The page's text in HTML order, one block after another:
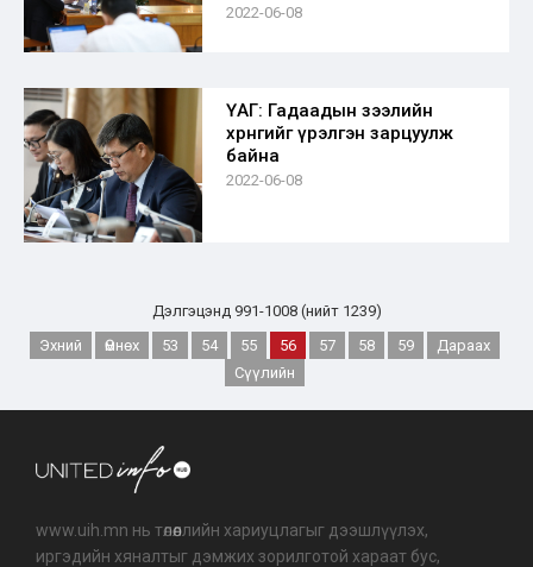
2022-06-08
ҮАГ: Гадаадын зээлийн
хөрөнгийг үрэлгэн зарцуулж
байна
2022-06-08
Дэлгэцэнд 991-1008 (нийт 1239)
Эхний
Өмнөх 53 54 55 56 57 58 59
Дараах
Сүүлийн
www.uih.mn нь төлөөллийн хариуцлагыг дээшлүүлэх,
иргэдийн хяналтыг дэмжих зорилготой хараат бус,